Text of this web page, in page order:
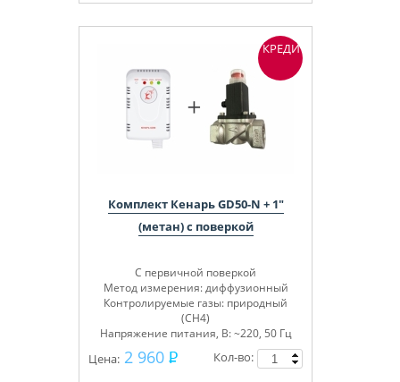
Комплект Кенарь GD50-N + 1"
(метан) с поверкой
С первичной поверкой
Метод измерения: диффузионный
Контролируемые газы: природный
(СН4)
Напряжение питания, В: ~220, 50 Гц
Цена: 2 960
Кол-во:
КРЕДИТ